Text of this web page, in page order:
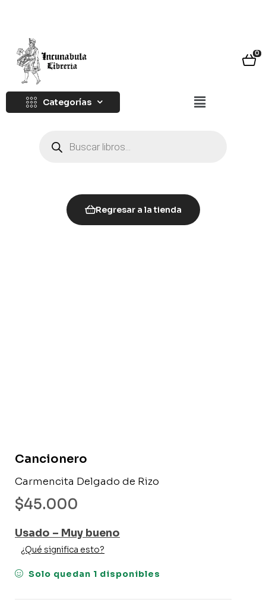
0
Categorías
Regresar a la tienda
Cancionero
Carmencita Delgado de Rizo
$45.000
Usado – Muy bueno
¿Qué significa esto?
Solo quedan 1 disponibles